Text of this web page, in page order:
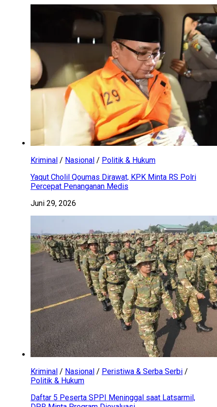
Kriminal / Nasional / Politik & Hukum
Yaqut Cholil Qoumas Dirawat, KPK Minta RS Polri
Percepat Penanganan Medis
Juni 29, 2026
Kriminal / Nasional / Peristiwa & Serba Serbi /
Politik & Hukum
Daftar 5 Peserta SPPI Meninggal saat Latsarmil,